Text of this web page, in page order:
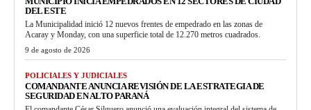
DEL ESTE
La Municipalidad inició 12 nuevos frentes de empedrado en las zonas de
Acaray y Monday, con una superficie total de 12.270 metros cuadrados.
9 de agosto de 2026
POLICIALES Y JUDICIALES
COMANDANTE ANUNCIA REVISIÓN DE LA ESTRATEGIA DE
SEGURIDAD EN ALTO PARANÁ